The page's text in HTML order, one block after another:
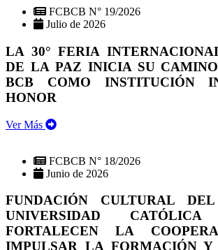
FCBCB N° 19/2026
Julio de 2026
LA 30° FERIA
DE LA PAZ INICIA SU
BCB COMO INSTITUCIÓN
HONOR
Ver Más
FCBCB N° 18/2026
Junio de 2026
FUNDACIÓN CULTURAL
UNIVERSIDAD CATÓLICA
FORTALECEN LA
IMPULSAR LA FORMACIÓN